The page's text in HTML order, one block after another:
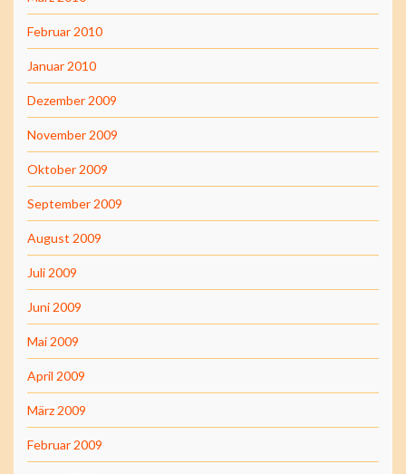
Februar 2010
Januar 2010
Dezember 2009
November 2009
Oktober 2009
September 2009
August 2009
Juli 2009
Juni 2009
Mai 2009
April 2009
März 2009
Februar 2009